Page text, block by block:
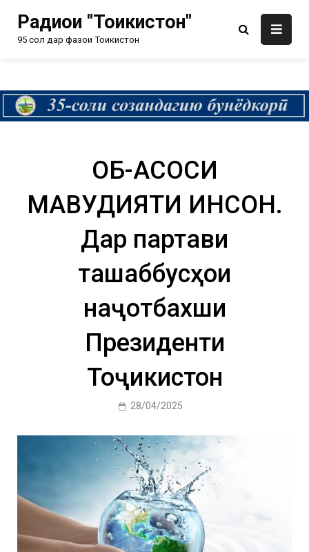
Радиои "Тоҷикистон"
95 сол дар фазои Тоҷикистон
ОБ-АСОСИ
МАВҶУДИЯТИ ИНСОН.
Дар партави
ташаббусҳои
наҷотбахши
Президенти
Тоҷикистон
28/04/2025